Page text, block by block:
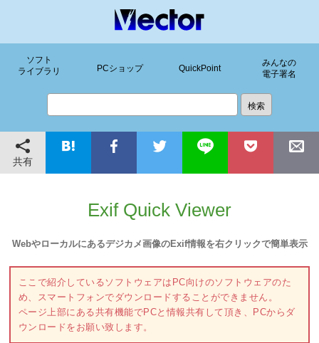
ソフト
ライブラリ
PCショップ QuickPoint
みんなの
電子署名
共有
Exif Quick Viewer
Webやローカルにあるデジカメ画像のExif情報を右クリックで簡単表示
ここで紹介しているソフトウェアはPC向けのソフトウェアのた
め、スマートフォンでダウンロードすることができません。
ページ上部にある共有機能でPCと情報共有して頂き、PCからダ
ウンロードをお願い致します。